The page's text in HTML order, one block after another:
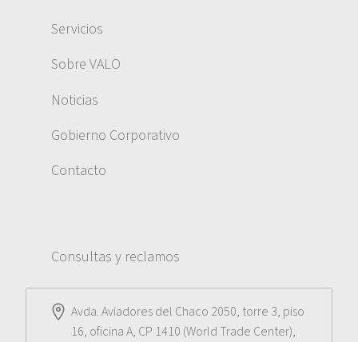
Servicios
Sobre VALO
Noticias
Gobierno Corporativo
Contacto
Consultas y reclamos
Avda. Aviadores del Chaco 2050, torre 3, piso
16, oficina A, CP 1410 (World Trade Center),